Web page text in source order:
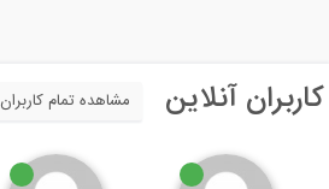
کاربران آنلاین مشاهده تمام کاربران